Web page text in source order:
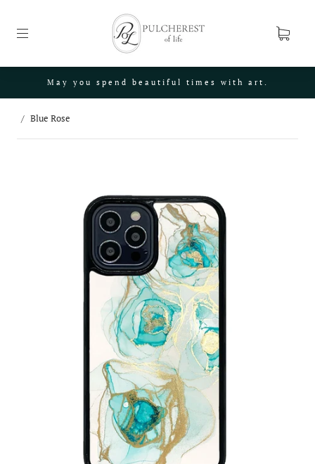
May you spend beautiful times with art.
/ Blue Rose